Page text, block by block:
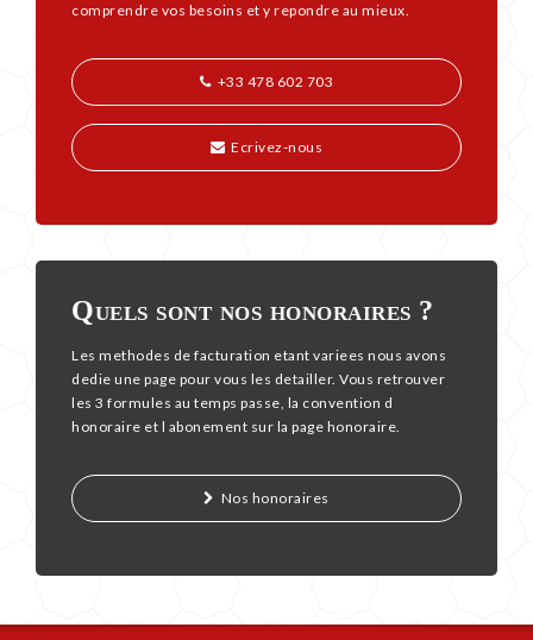
comprendre vos besoins et y repondre au mieux.
+33 478 602 703
Ecrivez-nous
Quels sont nos honoraires ?
Les methodes de facturation etant variees nous avons
dedie une page pour vous les detailler. Vous retrouver
les 3 formules au temps passe, la convention d
honoraire et l abonement sur la page honoraire.
Nos honoraires